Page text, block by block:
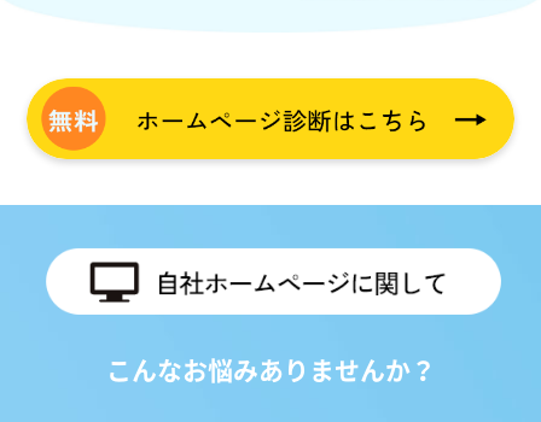
こんなお悩みありませんか？